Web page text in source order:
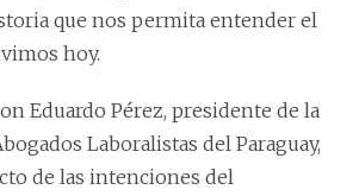
que nos permita entender el
hoy.
Eduardo Pérez, presidente de la
Laboralistas del Paraguay,
de las intenciones del